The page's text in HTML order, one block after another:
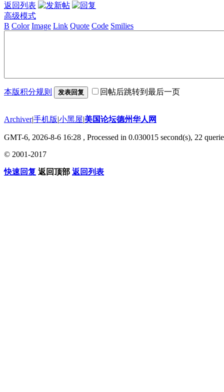
返回列表
高级模式
B Color Image Link Quote Code Smilies
本版积分规则 发表回复 回帖后跳转到最后一页
Archiver|手机版|小黑屋|美国论坛德州华人网
GMT-6, 2026-8-6 16:28 , Processed in 0.030015 second(s), 22
© 2001-2017
快速回复 返回顶部 返回列表